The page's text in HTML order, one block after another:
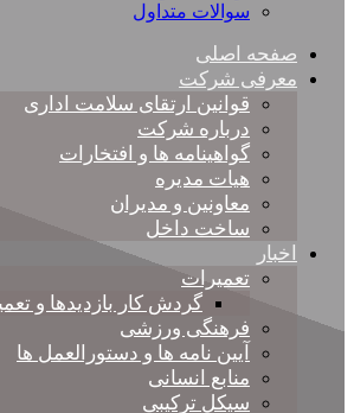
سوالات متداول
صفحه اصلی
معرفی شرکت
قوانین ارتقای سلامت اداری
درباره شرکت
گواهینامه ها و افتخارات
هیات مدیره
معاونین و مدیران
ساخت داخل
اخبار
تعمیرات
گردش کار بازدیدها و
فرهنگی ورزشی
آیین نامه ها و دستورالعمل ها
منابع انسانی
سیکل ترکیبی